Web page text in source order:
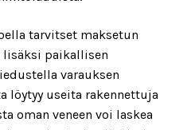
tarvitset maksetun
paikallisen
varauksen
löytyy useita rakennettuja
oman veneen voi laskea